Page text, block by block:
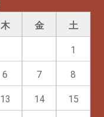
木 金 土
1
6 7 8
13 14 15